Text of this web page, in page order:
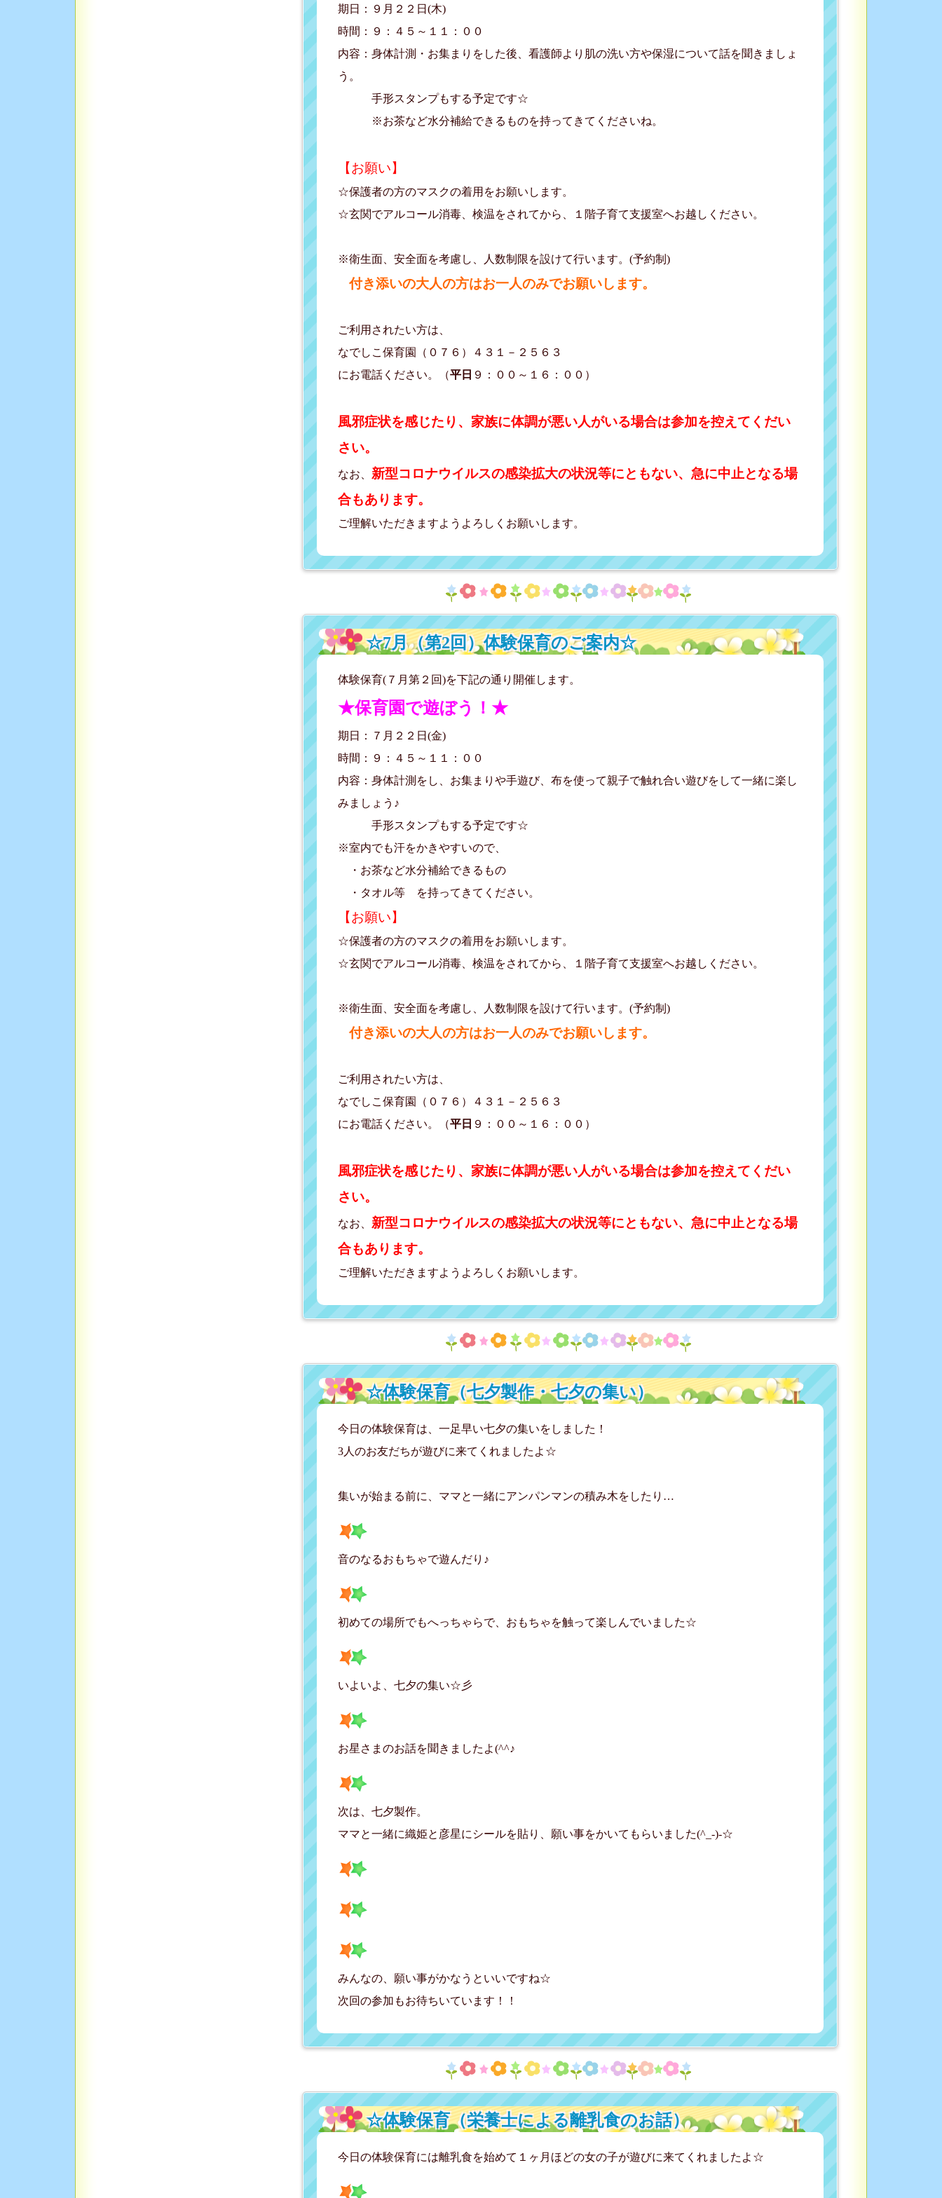
期日：９月２２日(木)
時間：９：４５～１１：００
内容：身体計測・お集まりをした後、看護師より肌の洗い方や保湿について話を聞きましょ
う。
手形スタンプもする予定です☆
※お茶など水分補給できるものを持ってきてくださいね。
【お願い】
☆保護者の方のマスクの着用をお願いします。
☆玄関でアルコール消毒、検温をされてから、１階子育て支援室へお越しください。
※衛生面、安全面を考慮し、人数制限を設けて行います。(予約制)
付き添いの大人の方はお一人のみでお願いします。
ご利用されたい方は、
なでしこ保育園（０７６）４３１－２５６３
にお電話ください。（平日 ９：００～１６：００）
風邪症状を感じたり、家族に体調が悪い人がいる場合は参加を控えてくだい
さい。
なお、 新型コロナウイルスの感染拡大の状況等にともない、急に中止となる場
合もあります。
ご理解いただきますようよろしくお願いします。
☆7月（第2回）体験保育のご案内☆
体験保育(７月第２回)を下記の通り開催します。
★保育園で遊ぼう！★
期日：７月２２日(金)
時間：９：４５～１１：００
内容：身体計測をし、お集まりや手遊び、布を使って親子で触れ合い遊びをして一緒に楽し
みましょう♪
手形スタンプもする予定です☆
※室内でも汗をかきやすいので、
・お茶など水分補給できるもの
・タオル等 を持ってきてください。
【お願い】
☆保護者の方のマスクの着用をお願いします。
☆玄関でアルコール消毒、検温をされてから、１階子育て支援室へお越しください。
※衛生面、安全面を考慮し、人数制限を設けて行います。(予約制)
付き添いの大人の方はお一人のみでお願いします。
ご利用されたい方は、
なでしこ保育園（０７６）４３１－２５６３
にお電話ください。（平日 ９：００～１６：００）
風邪症状を感じたり、家族に体調が悪い人がいる場合は参加を控えてくだい
さい。
なお、 新型コロナウイルスの感染拡大の状況等にともない、急に中止となる場
合もあります。
ご理解いただきますようよろしくお願いします。
☆体験保育（七夕製作・七夕の集い）
今日の体験保育は、一足早い七夕の集いをしました！
3人のお友だちが遊びに来てくれましたよ☆
集いが始まる前に、ママと一緒にアンパンマンの積み木をしたり…
音のなるおもちゃで遊んだり♪
初めての場所でもへっちゃらで、おもちゃを触って楽しんでいました☆
いよいよ、七夕の集い☆彡
お星さまのお話を聞きましたよ(^^♪
次は、七夕製作。
ママと一緒に織姫と彦星にシールを貼り、願い事をかいてもらいました(^_-)-☆
みんなの、願い事がかなうといいですね☆
次回の参加もお待ちいています！！
☆体験保育（栄養士による離乳食のお話）
今日の体験保育には離乳食を始めて１ヶ月ほどの女の子が遊びに来てくれましたよ☆